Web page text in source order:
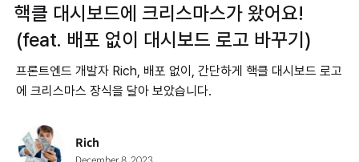
핵클 대시보드에 크리스마스가 왔어요!
(feat. 배포 없이 대시보드 로고 바꾸기)
프론트엔드 개발자 Rich, 배포 없이, 간단하게 핵클 대시보드 로고
에 크리스마스 장식을 달아 보았습니다.
Rich